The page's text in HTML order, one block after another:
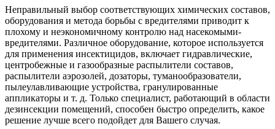
Неправильный выбор соответствующих химических составов,
оборудования и метода борьбы с вредителями приводит к
плохому и неэкономичному контролю над насекомыми-
вредителями. Различное оборудование, которое используется
для применения инсектицидов, включает гидравлические,
центробежные и газообразные распылители составов,
распылители аэрозолей, дозаторы, туманообразователи,
пылеулавливающие устройства, гранулированные
аппликаторы и т. д. Только специалист, работающий в области
дезинсекции помещений, способен быстро определить, какое
решение лучше всего подойдет для Вашего случая.